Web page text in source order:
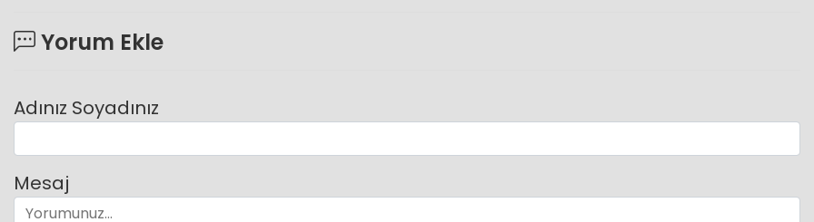
Yorum Ekle
Adınız Soyadınız
Mesaj